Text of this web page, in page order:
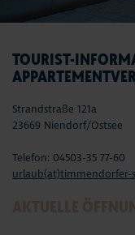
TOURIST-
Strandstraße 121a
23669 Niendorf/Ostsee
Telefon: 04503-35 77-60
urlaub(at)timmendorfer-